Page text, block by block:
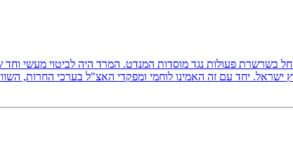
ישראל, והחל בשרשרת פעולות נגד מוסדות המנדט. המרד היה לביטוי
יחד עם זה האמינו לוחמי ומפקדי האצ"ל בערכי החרות,